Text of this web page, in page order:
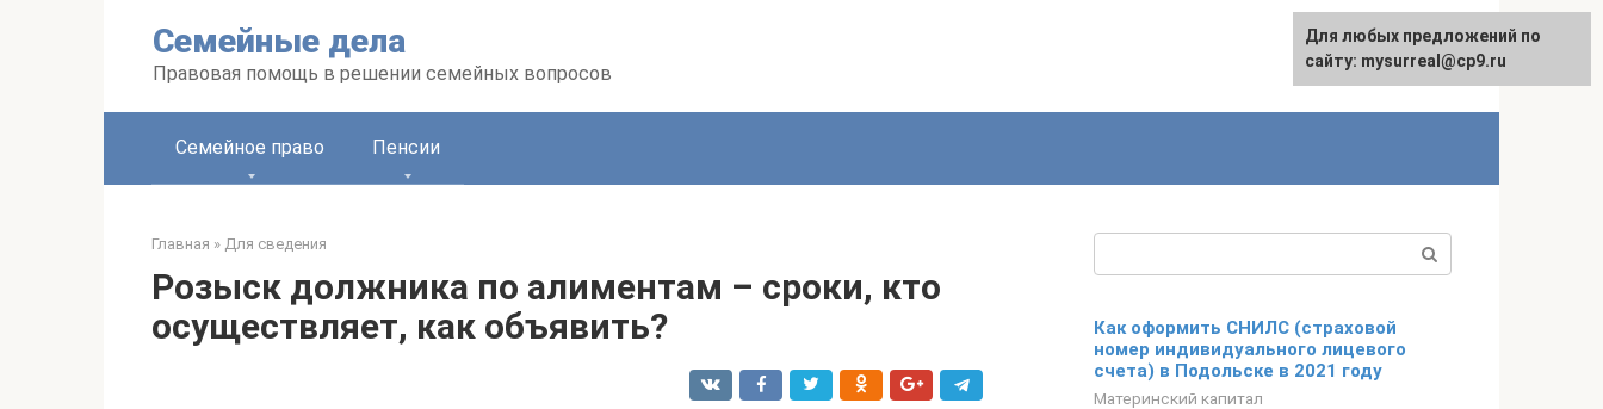
Семейные дела
Правовая помощь в решении семейных вопросов
Семейное право Пенсии
Главная » Для сведения
Розыск должника по алиментам – сроки, кто
осуществляет, как объявить?
Как оформить СНИЛС (страховой
номер индивидуального лицевого
счета) в Подольске в 2021 году
Материнский капитал
Для любых предложений по
сайту: mysurreal@cp9.ru